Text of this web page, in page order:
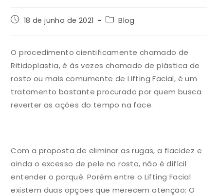
18 de junho de 2021 Blog
O procedimento cientificamente chamado de
Ritidoplastia, é às vezes chamado de plástica de
rosto ou mais comumente de Lifting Facial, é um
tratamento bastante procurado por quem busca
reverter as ações do tempo na face.
Com a proposta de eliminar as rugas, a flacidez e
ainda o excesso de pele no rosto, não é difícil
entender o porquê. Porém entre o Lifting Facial
existem duas opções que merecem atenção: O